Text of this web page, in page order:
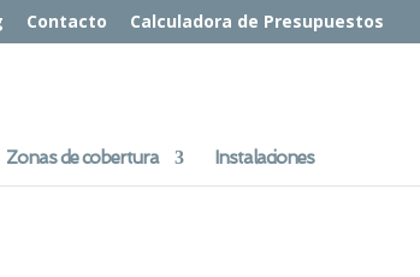
Contacto Calculadora de Presupuestos
Zonas de cobertura Instalaciones